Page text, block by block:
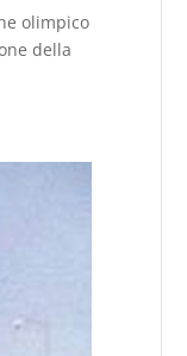
olimpico
della